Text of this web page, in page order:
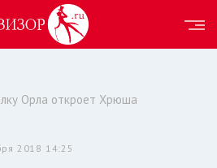
Орла откроет Хрюша
2018 14:25